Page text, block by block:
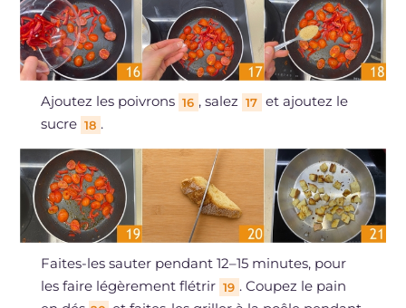
Ajoutez les poivrons 16 , salez 17 et ajoutez le
sucre 18 .
Faites-les sauter pendant 12–15 minutes, pour
les faire légèrement flétrir 19 . Coupez le pain